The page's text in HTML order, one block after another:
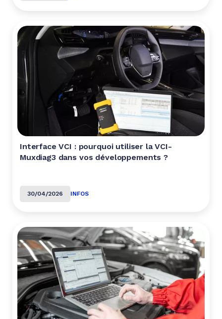
Interface VCI : pourquoi utiliser la VCI-
Muxdiag3 dans vos développements ?
30/04/2026 INFOS